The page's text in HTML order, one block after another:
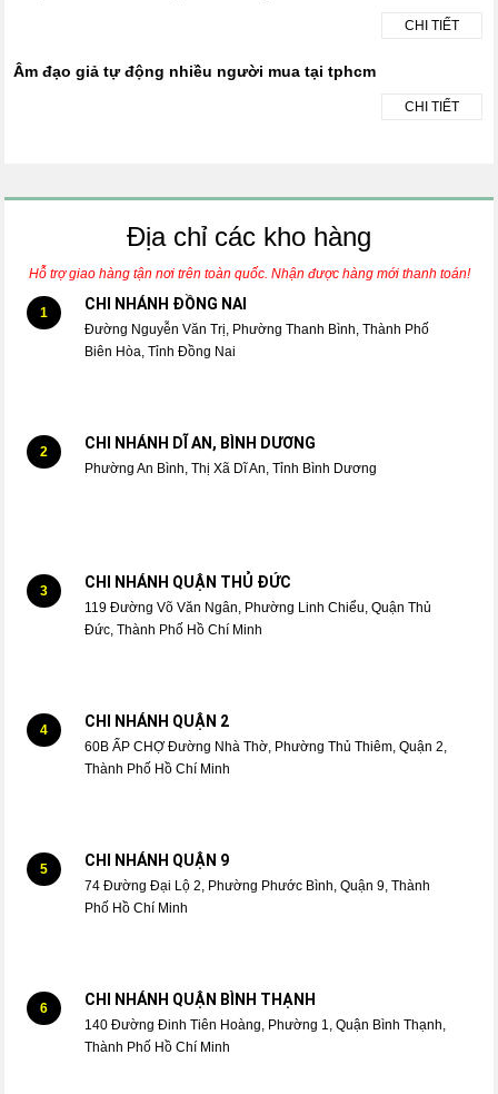
CHI TIẾT
Âm đạo giả tự động nhiều người mua tại tphcm
CHI TIẾT
Địa chỉ các kho hàng
Hỗ trợ giao hàng tận nơi trên toàn quốc. Nhận được hàng mới thanh toán!
1 CHI NHÁNH ĐỒNG NAI
Đường Nguyễn Văn Trị, Phường Thanh Bình, Thành Phố
Biên Hòa, Tỉnh Đồng Nai
2 CHI NHÁNH DĨ AN, BÌNH DƯƠNG
Phường An Bình, Thị Xã Dĩ An, Tỉnh Bình Dương
3 CHI NHÁNH QUẬN THỦ ĐỨC
119 Đường Võ Văn Ngân, Phường Linh Chiểu, Quận Thủ
Đức, Thành Phố Hồ Chí Minh
4 CHI NHÁNH QUẬN 2
60B ẤP CHỢ Đường Nhà Thờ, Phường Thủ Thiêm, Quận 2,
Thành Phố Hồ Chí Minh
5 CHI NHÁNH QUẬN 9
74 Đường Đại Lộ 2, Phường Phước Bình, Quận 9, Thành
Phố Hồ Chí Minh
6 CHI NHÁNH QUẬN BÌNH THẠNH
140 Đường Đinh Tiên Hoàng, Phường 1, Quận Bình Thạnh,
Thành Phố Hồ Chí Minh